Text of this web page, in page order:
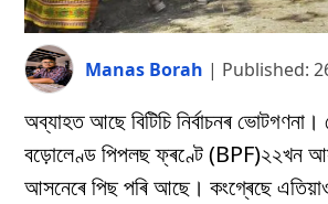
Manas Borah | Published:
অব্যাহত আছে বিটিচি নিৰ্বাচনৰ
বড়োলেণ্ড পিপলছ ফ্ৰণ্টে (BPF)২২খন
আসনেৰে পিছ পৰি আছে। কংগ্ৰেছে